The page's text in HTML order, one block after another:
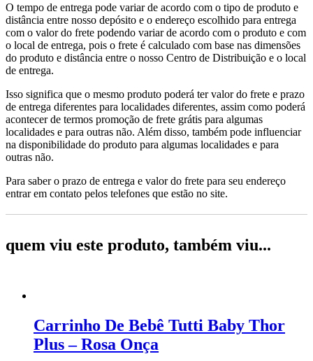
O tempo de entrega pode variar de acordo com o tipo de produto e
distância entre nosso depósito e o endereço escolhido para entrega
com o valor do frete podendo variar de acordo com o produto e com
o local de entrega, pois o frete é calculado com base nas dimensões
do produto e distância entre o nosso Centro de Distribuição e o local
de entrega.
Isso significa que o mesmo produto poderá ter valor do frete e prazo
de entrega diferentes para localidades diferentes, assim como poderá
acontecer de termos promoção de frete grátis para algumas
localidades e para outras não. Além disso, também pode influenciar
na disponibilidade do produto para algumas localidades e para
outras não.
Para saber o prazo de entrega e valor do frete para seu endereço
entrar em contato pelos telefones que estão no site.
quem viu este produto, também viu...
Carrinho De Bebê Tutti Baby Thor
Plus – Rosa Onça